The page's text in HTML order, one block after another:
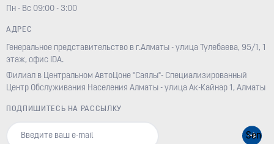
Пн - Вс 09:00 - 3:00
АДРЕС
Генеральное представительство в г.Алматы - улица Тулебаева, 95/1, 1
этаж, офис IDA.
Филиал в Центральном АвтоЦоне "Саялы"- Специализированный
Центр Обслуживания Населения Алматы - улица Ак-Кайнар 1, Алматы
ПОДПИШИТЕСЬ НА РАССЫЛКУ